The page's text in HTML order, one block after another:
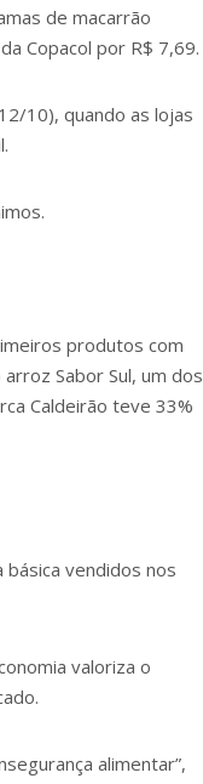
de macarrão
Copacol por R$ 7,69.
10), quando as lojas
produtos com
Sabor Sul, um dos
Caldeirão teve 33%
vendidos nos
valoriza o
alimentar”,